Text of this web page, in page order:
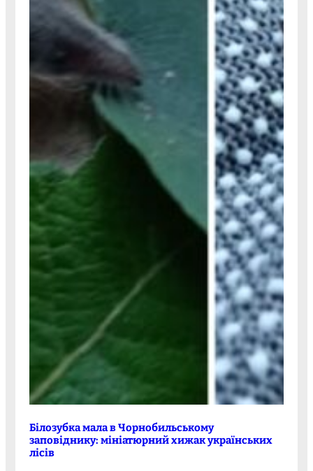
Білозубка мала в Чорнобильському
заповіднику: мініатюрний хижак українських
лісів